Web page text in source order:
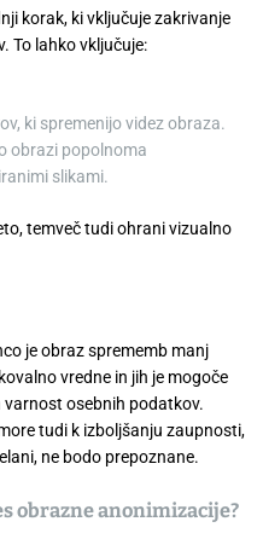
korak, ki vključuje zakrivanje
To lahko vključuje:
ki spremenijo videz obraza.
obrazi popolnoma
slikami.
temveč tudi ohrani vizualno
je obraz sprememb manj
vredne in jih je mogoče
osebnih podatkov.
tudi k izboljšanju zaupnosti,
ne bodo prepoznane.
obrazne anonimizacije?